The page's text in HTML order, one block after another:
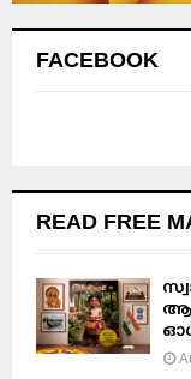
FACEBOOK
READ FREE